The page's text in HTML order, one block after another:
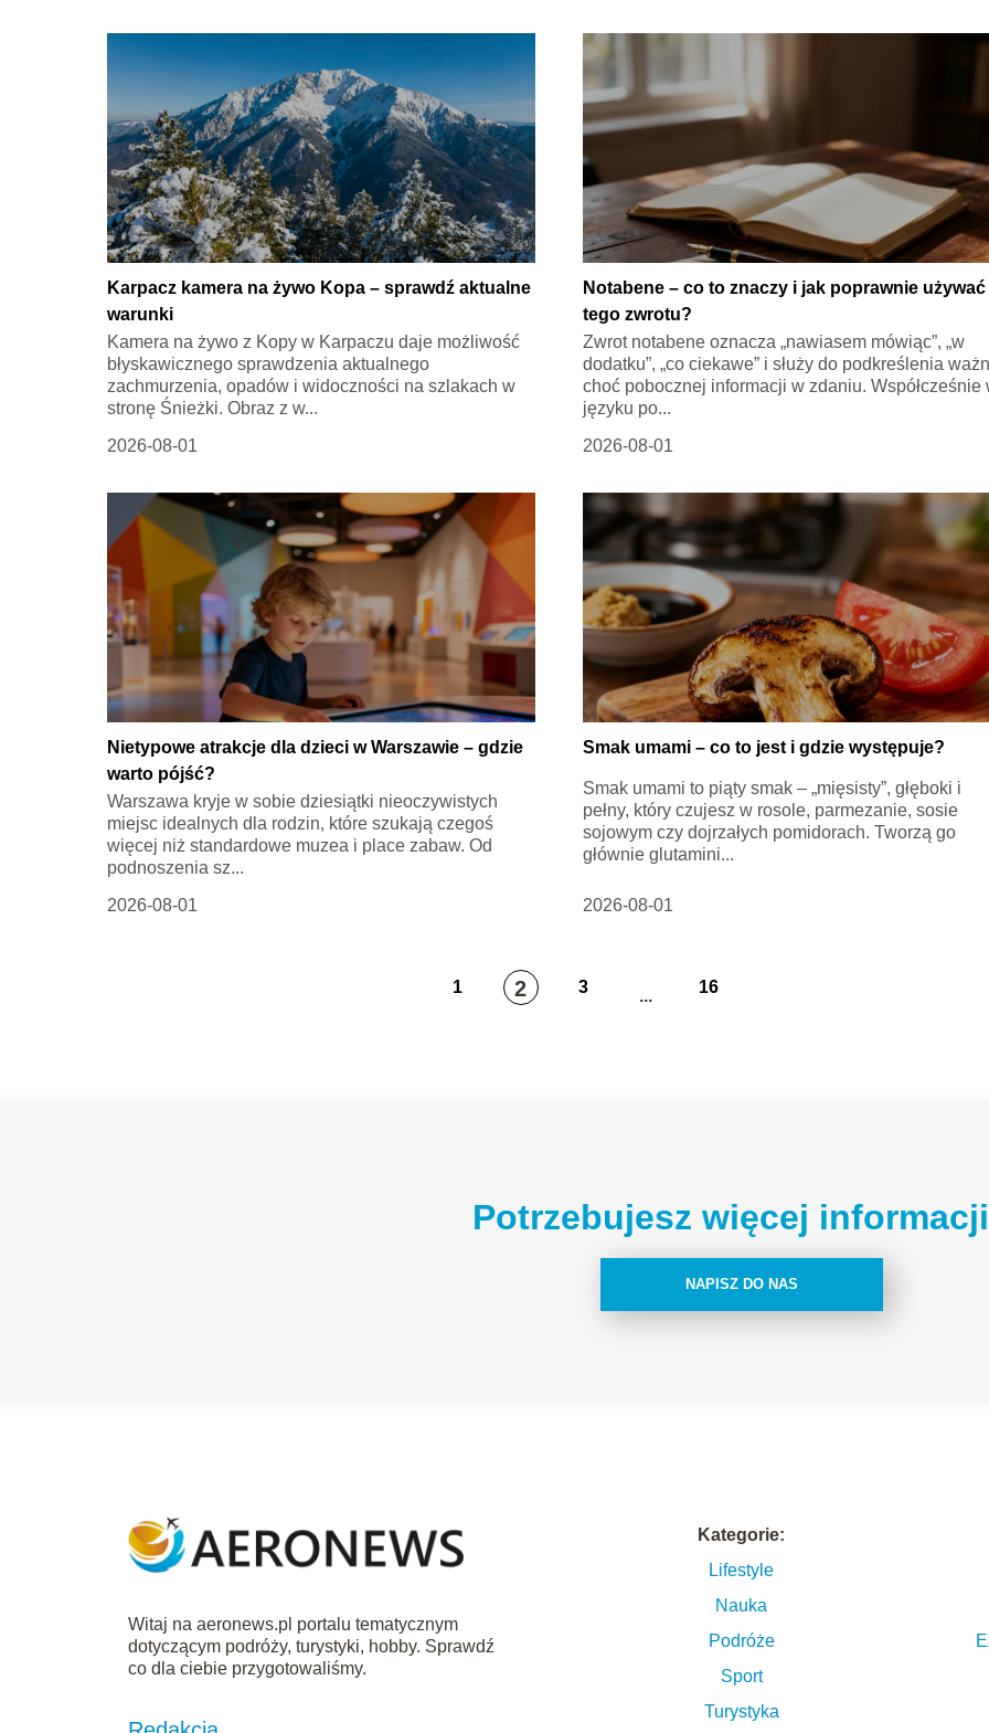
Karpacz kamera na żywo Kopa – sprawdź aktualne
warunki
Kamera na żywo z Kopy w Karpaczu daje możliwość
błyskawicznego sprawdzenia aktualnego
zachmurzenia, opadów i widoczności na szlakach w
stronę Śnieżki. Obraz z w...
2026-08-01
Notabene – co to znaczy i jak poprawnie używać
tego zwrotu?
Zwrot notabene oznacza „nawiasem mówiąc”, „w
dodatku”, „co ciekawe” i służy do podkreślenia
choć pobocznej informacji w zdaniu. Współcześnie
języku po...
2026-08-01
Nietypowe atrakcje dla dzieci w Warszawie – gdzie
warto pójść?
Warszawa kryje w sobie dziesiątki nieoczywistych
miejsc idealnych dla rodzin, które szukają czegoś
więcej niż standardowe muzea i place zabaw. Od
podnoszenia sz...
2026-08-01
Smak umami – co to jest i gdzie występuje?
Smak umami to piąty smak – „mięsisty”, głęboki i
pełny, który czujesz w rosole, parmezanie, sosie
sojowym czy dojrzałych pomidorach. Tworzą go
głównie glutamini...
2026-08-01
1 2 3 ... 16
Potrzebujesz więcej
NAPISZ DO NAS
Witaj na aeronews.pl portalu tematycznym
dotyczącym podróży, turystyki, hobby. Sprawdź
co dla ciebie przygotowaliśmy.
Kategorie:
Lifestyle
Nauka
Podróże
Sport
Turystyka